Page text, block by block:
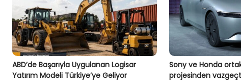
ABD’de Başarıyla Uygulanan Logisar
Yatırım Modeli Türkiye’ye Geliyor
Sony ve Honda
projesinden